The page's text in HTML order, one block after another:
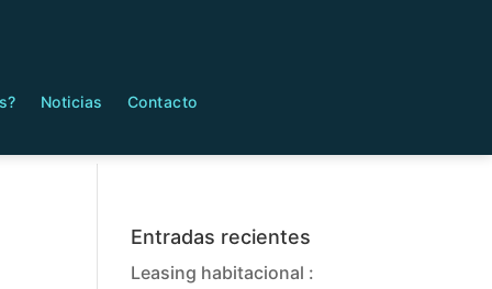
Noticias Contacto
Entradas recientes
Leasing habitacional :